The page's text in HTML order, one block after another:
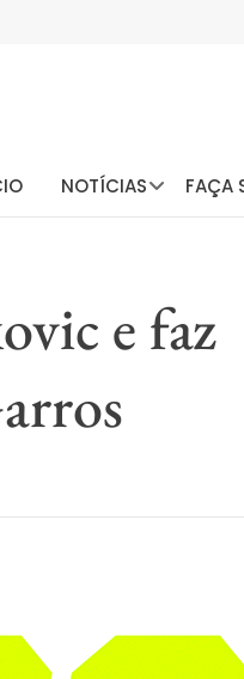
NOTÍCIAS FAÇA
e faz